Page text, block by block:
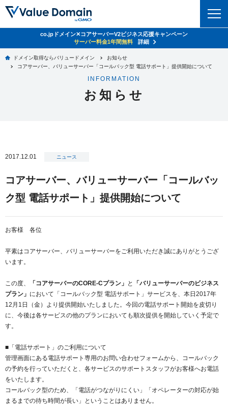
ドメイントップ
.jpドメインオークション
gTLDオークション
人気ドメインの種類
WHOIS検索
レンタルサーバー
XREA
Oneレンタルサーバー
サイトロック
紹介制度
バリュードメインAPI
ドメインコンシェルジュ
Value Domain Analyzer
お知らせ サポート
マニュアル ライブチャット
お問い合わせ
Value Domainにログイン
おすすめ One レンタルサーバーを含む最新の機能を使う方
Value Domainユーザー登録
外部サービスでの登録が一部未対応（Google等）
おすすめ One レンタルサーバーを含む最新の機能を使う方
co.jpドメイン✕コアサーバーV2ビジネス応援キャンペーン
サーバー料金1年間無料
詳細
ドメイン取得ならバリュードメイン
お知らせ
コアサーバー、バリューサーバー「コールバック型 電話サポート」提供開始について
INFORMATION
お知らせ
2017.12.01 ニュース
コアサーバー、バリューサーバー「コールバッ
ク型 電話サポート」提供開始について
お客様 各位
平素はコアサーバー、バリューサーバーをご利用いただき誠にありがとうござ
います。
この度、 「コアサーバーのCORE-Cプラン」 と
「バリューサーバーのビジネス
プラン」 において「コールバック型 電話サポート」サービスを、本日2017年
12月1日（金）より提供開始いたしました。今回の電話サポート開始を皮切り
に、今後は各サービスの他のプランにおいても順次提供を開始していく予定で
す。
■「電話サポート」のご利用について
管理画面にある電話サポート専用のお問い合わせフォームから、コールバック
の予約を行っていただくと、各サービスのサポートスタッフがお客様へお電話
をいたします。
コールバック型のため、「電話がつながりにくい」「オペレーターの対応が始
まるまでの待ち時間が長い」ということはありません。